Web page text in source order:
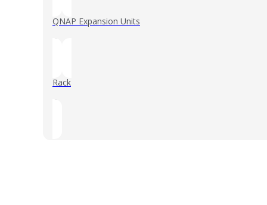
QNAP Expansion Units
()
Rack
()